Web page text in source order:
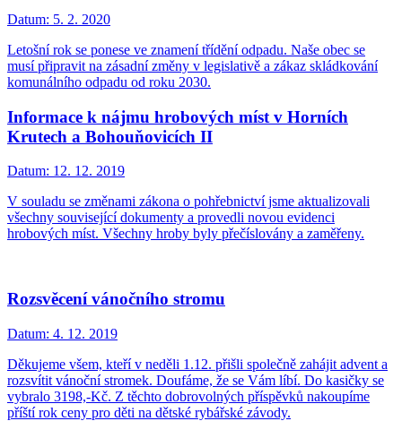
Datum: 5. 2. 2020
Letošní rok se ponese ve znamení třídění odpadu. Naše obec se
musí připravit na zásadní změny v legislativě a zákaz skládkování
komunálního odpadu od roku 2030.
Informace k nájmu hrobových míst v Horních
Krutech a Bohouňovicích II
Datum: 12. 12. 2019
V souladu se změnami zákona o pohřebnictví jsme aktualizovali
všechny související dokumenty a provedli novou evidenci
hrobových míst. Všechny hroby byly přečíslovány a zaměřeny.
Rozsvěcení vánočního stromu
Datum: 4. 12. 2019
Děkujeme všem, kteří v neděli 1.12. přišli společně zahájit advent a
rozsvítit vánoční stromek. Doufáme, že se Vám líbí. Do kasičky se
vybralo 3198,-Kč. Z těchto dobrovolných příspěvků nakoupíme
příští rok ceny pro děti na dětské rybářské závody.